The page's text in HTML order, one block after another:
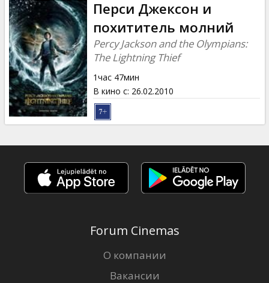
Перси Джексон и
похититель молний
Percy Jackson and the Olympians:
The Lightning Thief
1час 47мин
В кино с: 26.02.2010
Forum Cinemas
О компании
Вакансии